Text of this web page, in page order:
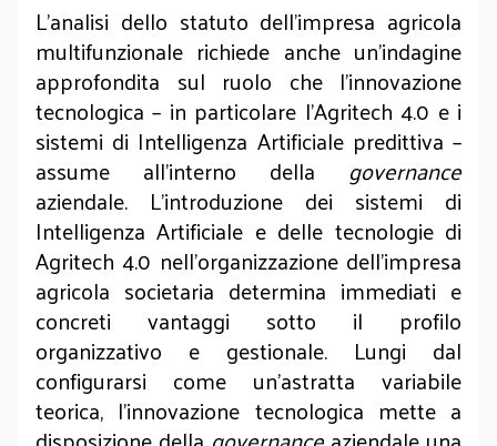
L’analisi dello statuto dell’impresa agricola
multifunzionale richiede anche un'indagine
approfondita sul ruolo che l'innovazione
tecnologica – in particolare l'Agritech 4.0 e i
sistemi di Intelligenza Artificiale predittiva –
assume all'interno della governance
aziendale. L’introduzione dei sistemi di
Intelligenza Artificiale e delle tecnologie di
Agritech 4.0 nell'organizzazione dell'impresa
agricola societaria determina immediati e
concreti vantaggi sotto il profilo
organizzativo e gestionale. Lungi dal
configurarsi come un'astratta variabile
teorica, l'innovazione tecnologica mette a